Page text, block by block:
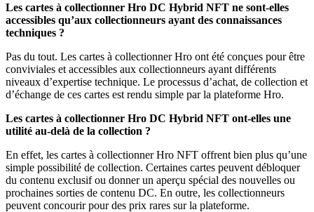
Les cartes à collectionner Hro DC Hybrid NFT ne sont-elles
accessibles qu’aux collectionneurs ayant des connaissances
techniques ?
Pas du tout. Les cartes à collectionner Hro ont été conçues pour être
conviviales et accessibles aux collectionneurs ayant différents
niveaux d’expertise technique. Le processus d’achat, de collection et
d’échange de ces cartes est rendu simple par la plateforme Hro.
Les cartes à collectionner Hro DC Hybrid NFT ont-elles une
utilité au-delà de la collection ?
En effet, les cartes à collectionner Hro NFT offrent bien plus qu’une
simple possibilité de collection. Certaines cartes peuvent débloquer
du contenu exclusif ou donner un aperçu spécial des nouvelles ou
prochaines sorties de contenu DC. En outre, les collectionneurs
peuvent concourir pour des prix rares sur la plateforme.